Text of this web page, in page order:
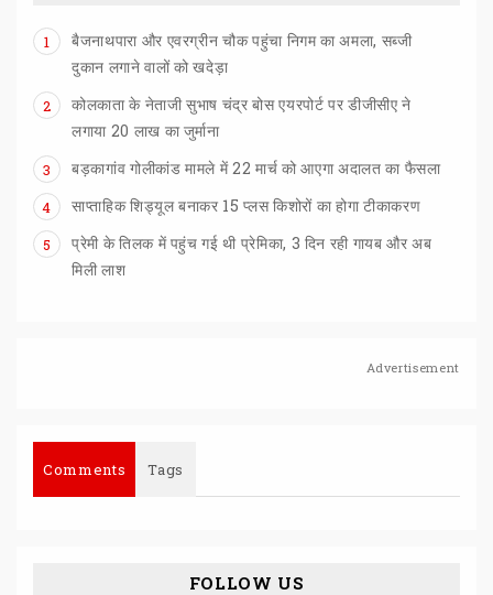
1
बैजनाथपारा और एवरग्रीन चौक पहुंचा निगम का अमला, सब्जी
दुकान लगाने वालों को खदेड़ा
2
कोलकाता के नेताजी सुभाष चंद्र बोस एयरपोर्ट पर डीजीसीए ने
लगाया 20 लाख का जुर्माना
3 बड़कागांव गोलीकांड मामले में22 मार्च कोआएगाअदालत का फैसला
4 साप्ताहिकशिड्यूलबनाकर 15 प्लसकिशोरों काहोगाटीकाकरण
5
प्रेमी के तिलक में पहुंच गई थी प्रेमिका, 3 दिन रही गायब और अब
मिली लाश
Advertisement
Comments Tags
FOLLOW US